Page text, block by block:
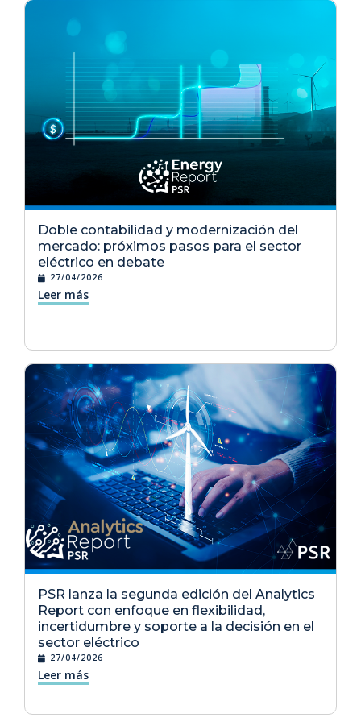
Doble contabilidad y modernización del
mercado: próximos pasos para el sector
eléctrico en debate
27/04/2026
Leer más
PSR lanza la segunda edición del Analytics
Report con enfoque en flexibilidad,
incertidumbre y soporte a la decisión en el
sector eléctrico
27/04/2026
Leer más